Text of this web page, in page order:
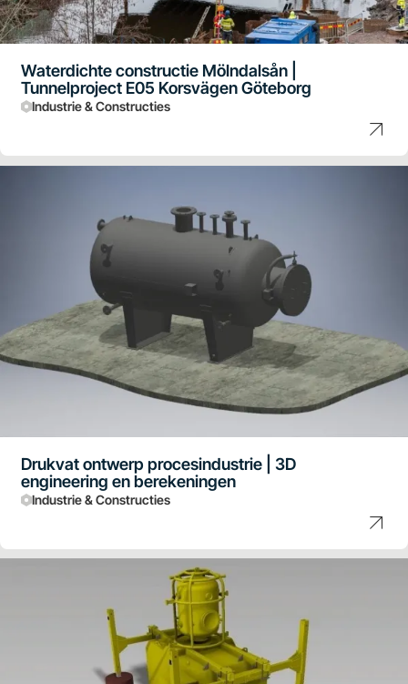
Waterdichte constructie Mölndalsån |
Tunnelproject E05 Korsvägen Göteborg
Industrie & Constructies
Drukvat ontwerp procesindustrie | 3D
engineering en berekeningen
Industrie & Constructies